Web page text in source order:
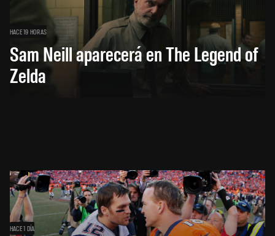
HACE 19 HORAS
Sam Neill aparecerá en The Legend of
Zelda
HACE 1 DÍA